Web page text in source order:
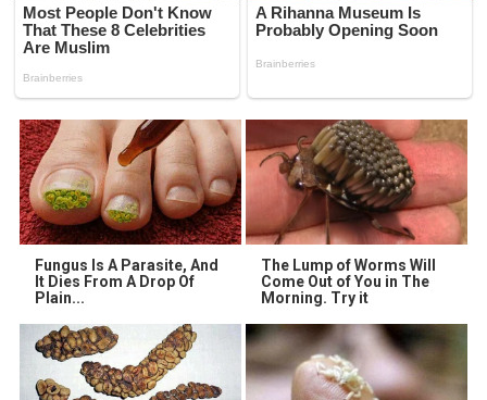
Fungus Is A Parasite, And
It Dies From A Drop Of
Plain...
The Lump of Worms Will
Come Out of You in The
Morning. Try it